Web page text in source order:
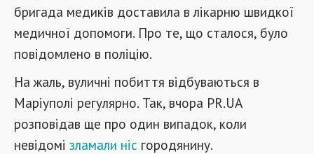
бригада медиків доставила в лікарню швидкої
медичної допомоги. Про те, що сталося, було
повідомлено в поліцію.
На жаль, вуличні побиття відбуваються в
Маріуполі регулярно. Так, вчора PR.UA
розповідав ще про один випадок, коли
невідомі зламали ніс городянину.